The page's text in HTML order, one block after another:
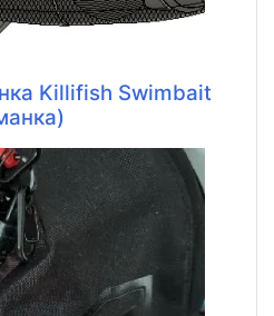
Killifish Swimbait